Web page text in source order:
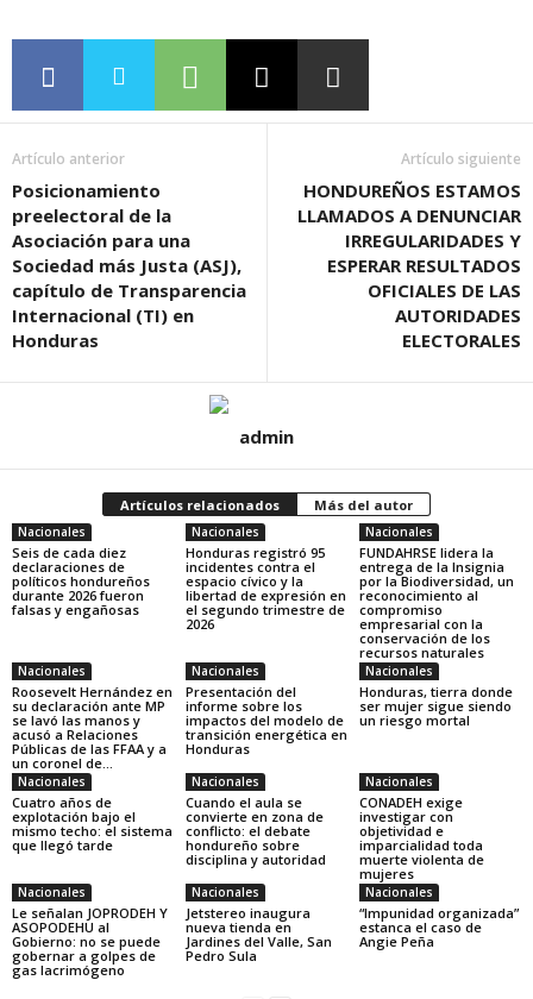
Artículo anterior
Posicionamiento
preelectoral de la
Asociación para una
Sociedad más Justa (ASJ),
capítulo de Transparencia
Internacional (TI) en
Honduras
Artículo siguiente
HONDUREÑOS ESTAMOS
LLAMADOS A DENUNCIAR
IRREGULARIDADES Y
ESPERAR RESULTADOS
OFICIALES DE LAS
AUTORIDADES
ELECTORALES
admin
Artículos relacionados Más del autor
Nacionales
Seis de cada diez
declaraciones de
políticos hondureños
durante 2026 fueron
falsas y engañosas
Nacionales
Honduras registró 95
incidentes contra el
espacio cívico y la
libertad de expresión en
el segundo trimestre de
2026
Nacionales
FUNDAHRSE lidera la
entrega de la Insignia
por la Biodiversidad, un
reconocimiento al
compromiso
empresarial con la
conservación de los
recursos naturales
Nacionales
Roosevelt Hernández en
su declaración ante MP
se lavó las manos y
acusó a Relaciones
Públicas de las FFAA y a
un coronel de...
Nacionales
Presentación del
informe sobre los
impactos del modelo de
transición energética en
Honduras
Nacionales
Honduras, tierra donde
ser mujer sigue siendo
un riesgo mortal
Nacionales
Cuatro años de
explotación bajo el
mismo techo: el sistema
que llegó tarde
Nacionales
Cuando el aula se
convierte en zona de
conflicto: el debate
hondureño sobre
disciplina y autoridad
Nacionales
CONADEH exige
investigar con
objetividad e
imparcialidad toda
muerte violenta de
mujeres
Nacionales
Le señalan JOPRODEH Y
ASOPODEHU al
Gobierno: no se puede
gobernar a golpes de
gas lacrimógeno
Nacionales
Jetstereo inaugura
nueva tienda en
Jardines del Valle, San
Pedro Sula
Nacionales
“Impunidad organizada”
estanca el caso de
Angie Peña